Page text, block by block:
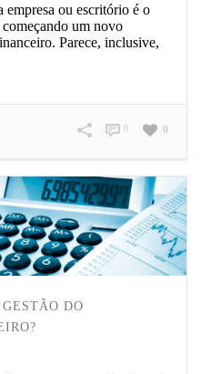
empresa ou escritório é o
um novo
Parece, inclusive,
0
0
DO